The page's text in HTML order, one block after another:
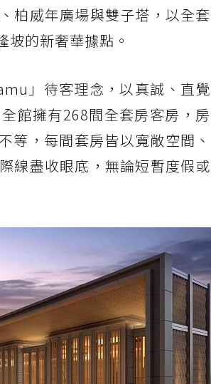
柏威年廣場與雙子塔，以全
的新奢華據點。
」待客理念，以真誠、直
館擁有268間全套房客房，
等，每間套房皆以寬敞空間
線盡收眼底，無論短暫度假